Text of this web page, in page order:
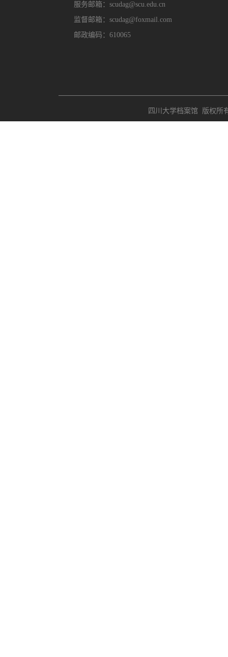
服务邮箱：scudag@scu.edu.cn
监督邮箱：scudag@foxmail.com
邮政编码：610065
四川大学档案馆 版权所